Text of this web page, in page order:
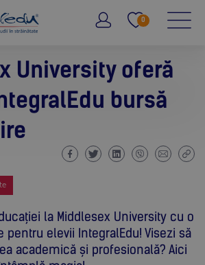
0
University oferă
bursă
la Middlesex University cu o
pentru elevii IntegralEdu! Visezi să
academică și profesională? Aici